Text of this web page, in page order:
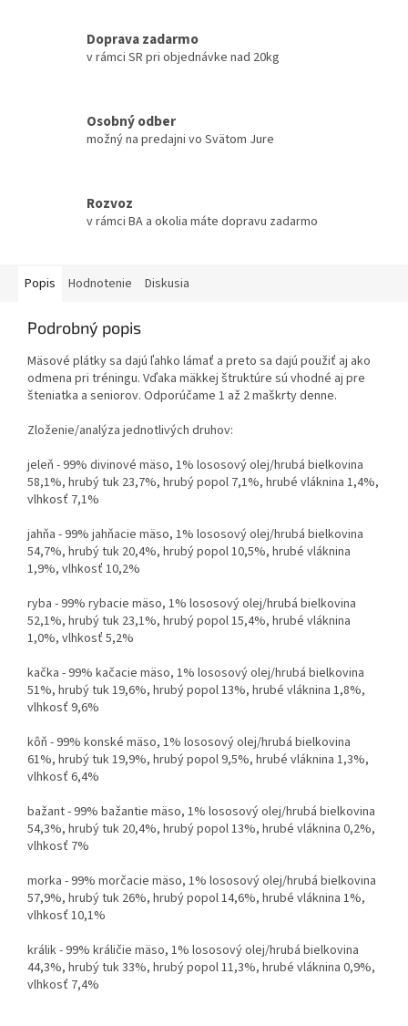
Doprava zadarmo
v rámci SR pri objednávke nad 20kg
Osobný odber
možný na predajni vo Svätom Jure
Rozvoz
v rámci BA a okolia máte dopravu zadarmo
Popis Hodnotenie Diskusia
Podrobný popis
Mäsové plátky sa dajú ľahko lámať a preto sa dajú použiť aj ako
odmena pri tréningu. Vďaka mäkkej štruktúre sú vhodné aj pre
šteniatka a seniorov. Odporúčame 1 až 2 maškrty denne.
Zloženie/analýza jednotlivých druhov:
jeleň - 99% divinové mäso, 1% lososový olej/hrubá bielkovina
58,1%, hrubý tuk 23,7%, hrubý popol 7,1%, hrubé vláknina 1,4%,
vlhkosť 7,1%
jahňa - 99% jahňacie mäso, 1% lososový olej/hrubá bielkovina
54,7%, hrubý tuk 20,4%, hrubý popol 10,5%, hrubé vláknina
1,9%, vlhkosť 10,2%
ryba - 99% rybacie mäso, 1% lososový olej/hrubá bielkovina
52,1%, hrubý tuk 23,1%, hrubý popol 15,4%, hrubé vláknina
1,0%, vlhkosť 5,2%
kačka - 99% kačacie mäso, 1% lososový olej/hrubá bielkovina
51%, hrubý tuk 19,6%, hrubý popol 13%, hrubé vláknina 1,8%,
vlhkosť 9,6%
kôň - 99% konské mäso, 1% lososový olej/hrubá bielkovina
61%, hrubý tuk 19,9%, hrubý popol 9,5%, hrubé vláknina 1,3%,
vlhkosť 6,4%
bažant - 99% bažantie mäso, 1% lososový olej/hrubá bielkovina
54,3%, hrubý tuk 20,4%, hrubý popol 13%, hrubé vláknina 0,2%,
vlhkosť 7%
morka - 99% morčacie mäso, 1% lososový olej/hrubá bielkovina
57,9%, hrubý tuk 26%, hrubý popol 14,6%, hrubé vláknina 1%,
vlhkosť 10,1%
králik - 99% králičie mäso, 1% lososový olej/hrubá bielkovina
44,3%, hrubý tuk 33%, hrubý popol 11,3%, hrubé vláknina 0,9%,
vlhkosť 7,4%